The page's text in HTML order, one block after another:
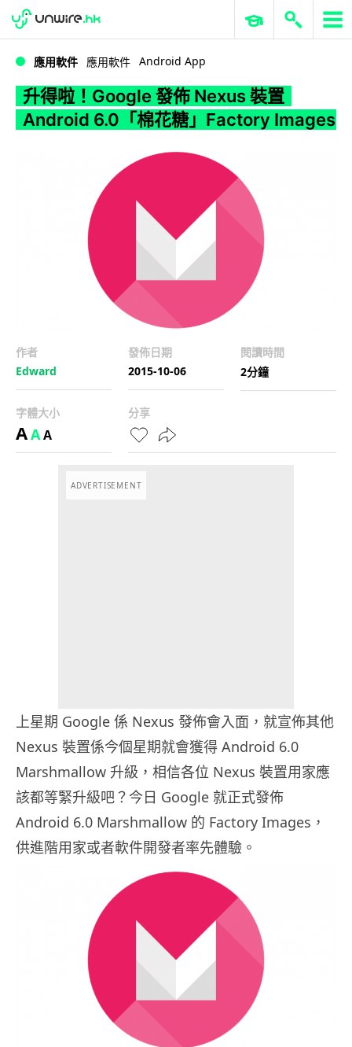
WWDC 2026 ERP 與商業 AI
應用軟件 應用軟件 Android App
升得啦！Google 發佈 Nexus 裝置
Android 6.0「棉花糖」Factory Images
作者
Edward
發佈日期
2015-10-06
閱讀時間
2分鐘
字體大小
AAA
分享
ADVERTISEMENT
上星期 Google 係 Nexus 發佈會入面，就宣佈其他
Nexus 裝置係今個星期就會獲得 Android 6.0
Marshmallow 升級，相信各位 Nexus 裝置用家應
該都等緊升級吧？今日 Google 就正式發佈
Android 6.0 Marshmallow 的 Factory Images，
供進階用家或者軟件開發者率先體驗。